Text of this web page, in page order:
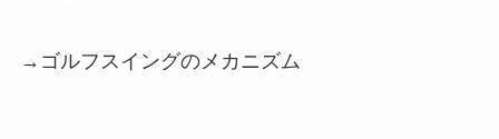
→ゴルフスイングのメカニズム